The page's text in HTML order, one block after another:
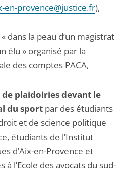
en-provence@justice.fr),
« dans la peau d’un magistrat
élu » organisé par la
des comptes PACA,
plaidoiries devant le
du sport par des étudiants
et de science politique
étudiants de l’Institut
d’Aix-en-Provence et
à l’Ecole des avocats du sud-